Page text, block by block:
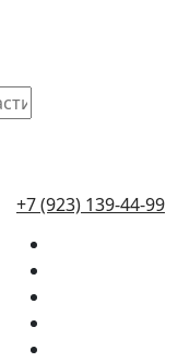
+7 (923) 139-44-99